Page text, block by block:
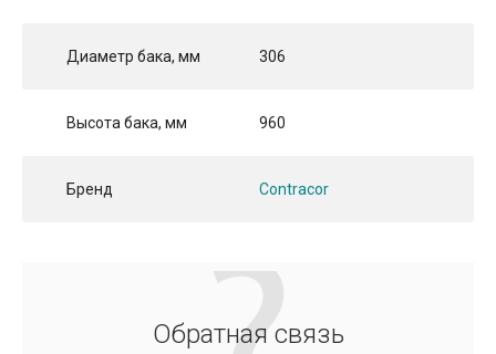
Диаметр бака, мм 306
Высота бака, мм 960
Бренд Contracor
Обратная связь